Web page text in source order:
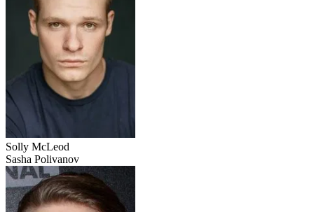
Solly McLeod
Sasha Polivanov